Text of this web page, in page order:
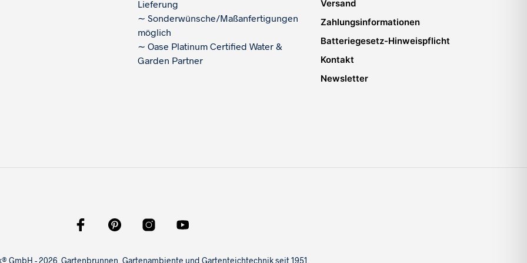
Lieferung
∼ Sonderwünsche/Maßanfertigungen
möglich
∼ Oase Platinum Certified Water &
Garden Partner
Versand
Zahlungsinformationen
Batteriegesetz-Hinweispflicht
Kontakt
Newsletter
GmbH - 2026. Gartenbrunnen, Gartenambiente und Gartenteichtechnik seit 1951.